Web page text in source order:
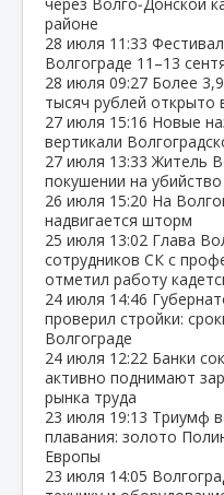
районе
28 июля 11:33
Волгограде 11–13
28 июля 09:27 Более
тысяч рублей открыто
27 июля 15:16 Новые
вертикали
27 июля 13:33 Житель
покушении на
26 июля 15:20 На
надвигается шторм
25 июля 13:02 Глава
сотрудников СК с
отметил работу
24 июля 14:46
проверил стройки:
Волгограде
24 июля 12:22 Банки
активно поднимают
рынка труда
23 июля 19:13 Триумф
плавания: золото
Европы
23 июля 14:05